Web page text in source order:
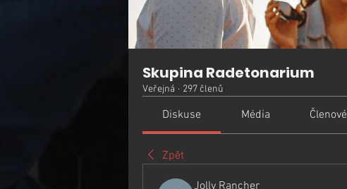
Skupina Radetonarium
Veřejná · 297 členů
Diskuse Média Členové
Zpět